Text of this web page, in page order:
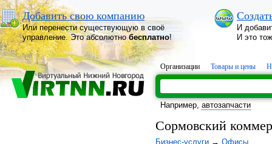
Добавить свою компанию
Или перенести существующую в своё
управление. Это абсолютнобесплатно!
И
И это
Организации Товары и цены
Например, автозапчасти
Сормовский
Бизнес-услуги → Офисы